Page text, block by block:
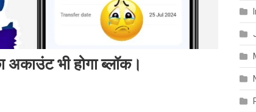
भी होगा ब्लॉक।